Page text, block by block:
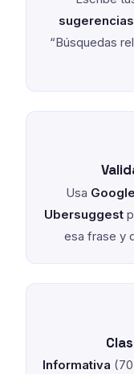
“Búsquedas
Usa
Ubersuggest
esa frase y
Informativa